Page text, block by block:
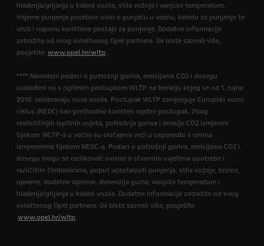
hlađenja/grijanja u kabini vozila, stila vožnje i vanjske temperature.
Vrijeme punjenja posebice ovisi o punjaču u vozilu, kabelu za punjenje te
vrsti i naponu korištene postaje za punjenje. Dodatne informacije
zatražite od svog ovlaštenog Opel partnera. Da biste saznali više,
posjetite www.opel.hr/wltp .
**** Navedeni podaci o potrošnji goriva, emisijama CO2 i dosegu
usklađeni su s ispitnim postupkom WLTP na temelju kojeg se od 1. rujna
2018. odobravaju nova vozila. Postupak WLTP zamjenjuje Europski vozni
ciklus (NEDC) kao prethodno korišten ispitni postupak. Zbog
realističnijih ispitnih uvjeta, potrošnja goriva i emisije CO2 izmjereni
tijekom WLTP-a u većini su slučajeva veći u usporedbi s onima
izmjerenima tijekom NEDC-a. Podaci o potrošnji goriva, emisijama CO2 i
dosegu mogu se razlikovati ovisno o stvarnim uvjetima upotrebe i
različitim čimbenicima, poput učestalosti punjenja, stila vožnje, brzine,
opreme, dodatne opreme, dimenzija guma, vanjske temperature i
hlađenja/grijanja u kabini vozila. Dodatne informacije zatražite od svog
ovlaštenog Opel partnera. Da biste saznali više, posjetite
www.opel.hr/wltp .